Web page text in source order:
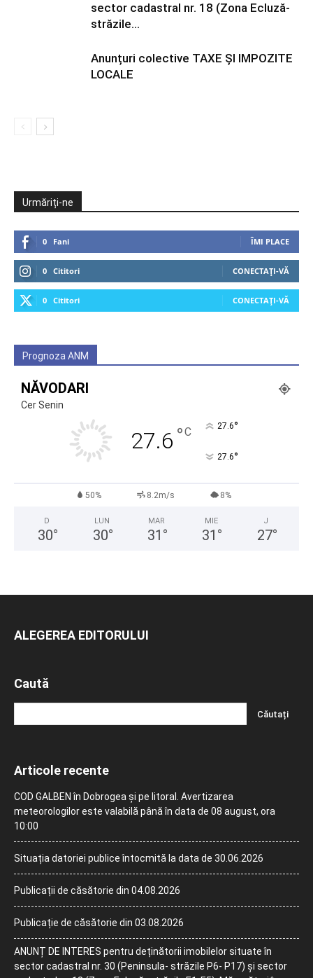
sector cadastral nr. 18 (Zona Ecluză-
străzile...
Anunțuri colective TAXE ȘI IMPOZITE
LOCALE
Urmăriți-ne
0 Fani ÎMI PLACE
0 Cititori CONECTAȚI-VĂ
0 Cititori CONECTAȚI-VĂ
Prognoza ANM
NĂVODARI
Cer Senin
27.6 °C 27.6°
27.6°
50% 8.2m/s 8%
D
30°
LUN
30°
MAR
31 °
MIE
31 °
J
27°
ALEGEREA EDITORULUI
Caută
Articole recente
COD GALBEN în Dobrogea și pe litoral. Avertizarea
meteorologilor este valabilă până în data de 08 august, ora
10:00
Situația datoriei publice întocmită la data de 30.06.2026
Publicații de căsătorie din 04.08.2026
Publicație de căsătorie din 03.08.2026
ANUNȚ DE INTERES pentru deținătorii imobilelor situate în
sector cadastral nr. 30 (Peninsula- străzile P6- P17) și sector